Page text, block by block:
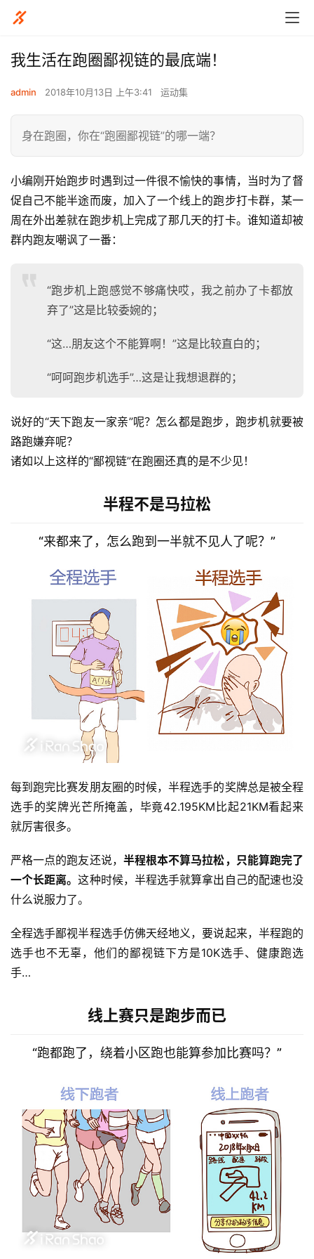
我生活在跑圈鄙视链的最底端！
admin 2018年10月13日 上午3:41 运动集
身在跑圈，你在“跑圈鄙视链”的哪一端？
小编刚开始跑步时遇到过一件很不愉快的事情，当时为了督
促自己不能半途而废，加入了一个线上的跑步打卡群，某一
周在外出差就在跑步机上完成了那几天的打卡。谁知道却被
群内跑友嘲讽了一番：
“跑步机上跑感觉不够痛快哎，我之前办了卡都放
弃了”这是比较委婉的；
“这…朋友这个不能算啊！”这是比较直白的；
“呵呵跑步机选手”…这是让我想退群的；
说好的“天下跑友一家亲”呢？怎么都是跑步，跑步机就要被
路跑嫌弃呢？
诸如以上这样的“鄙视链”在跑圈还真的是不少见！
半程不是马拉松
“来都来了，怎么跑到一半就不见人了呢？”
每到跑完比赛发朋友圈的时候，半程选手的奖牌总是被全程
选手的奖牌光芒所掩盖，毕竟42.195KM比起21KM看起来
就厉害很多。
严格一点的跑友还说， 半程根本不算马拉松，只能算跑完了
一个长距离。这种时候，半程选手就算拿出自己的配速也没
什么说服力了。
全程选手鄙视半程选手仿佛天经地义，要说起来，半程跑的
选手也不无辜，他们的鄙视链下方是10K选手、健康跑选
手…
线上赛只是跑步而已
“跑都跑了，绕着小区跑也能算参加比赛吗？”